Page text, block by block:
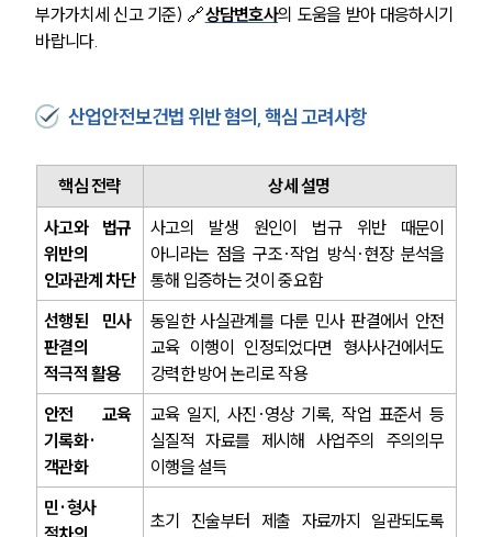
그룹소개
그룹소개
대륜의 강점
오시는 길
글로벌 파트너 로펌
고객의 소리
통합검색
AI대륜
업무사례
부가가치세 신고 기준) 🔗상담변호사의 도움을 받아 대응하시기
바랍니다.
산업안전보건법 위반 혐의, 핵심 고려사항
핵심 전략
상세 설명
사고와 법규
위반의
인과관계 차단
사고의 발생 원인이 법규 위반 때문이
아니라는 점을 구조·작업 방식·현장 분석을
통해 입증하는 것이 중요함
선행된 민사
판결의
적극적 활용
동일한 사실관계를 다룬 민사 판결에서 안전
교육 이행이 인정되었다면 형사사건에서도
강력한 방어 논리로 작용
안전 교육
기록화·
객관화
교육 일지, 사진·영상 기록, 작업 표준서 등
실질적 자료를 제시해 사업주의 주의의무
이행을 설득
민·형사
초기 진술부터 제출 자료까지 일관되도록